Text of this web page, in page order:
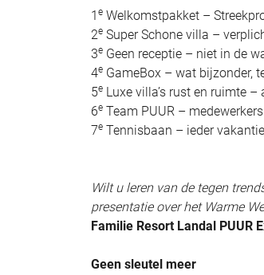
1 e Welkomstpakket –
2e Super Schone villa –
3e Geen receptie – niet in de
4e GameBox – wat bijzonder,
5e Luxe villa’s rust en ruimte
6e Team PUUR –
7e Tennisbaan – ieder
Wilt u leren van de tegen
presentatie over het Warme
Familie Resort Landal PUUR
Geen sleutel meer